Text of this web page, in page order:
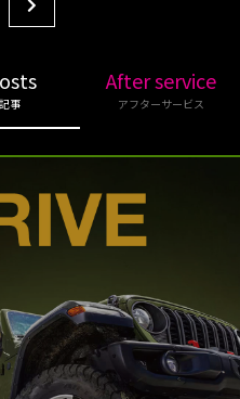
事
After service
アフターサービス